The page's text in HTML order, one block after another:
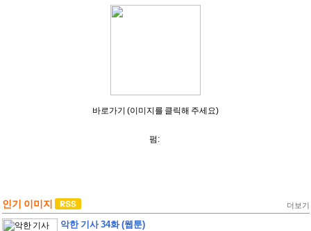
바로가기 (이미지를 클릭해 주세요)
펌:
인기 이미지 더보기
악한 기사 34화 (웹툰)